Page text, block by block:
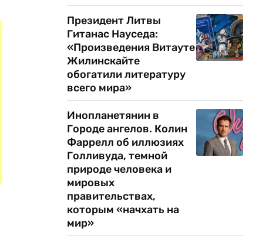
Президент Литвы
Гитанас Науседа:
«Произведения Витауте
Жилинскайте
обогатили литературу
всего мира»
Инопланетянин в
Городе ангелов. Колин
Фаррелл об иллюзиях
Голливуда, темной
природе человека и
мировых
правительствах,
которым «начхать на
мир»